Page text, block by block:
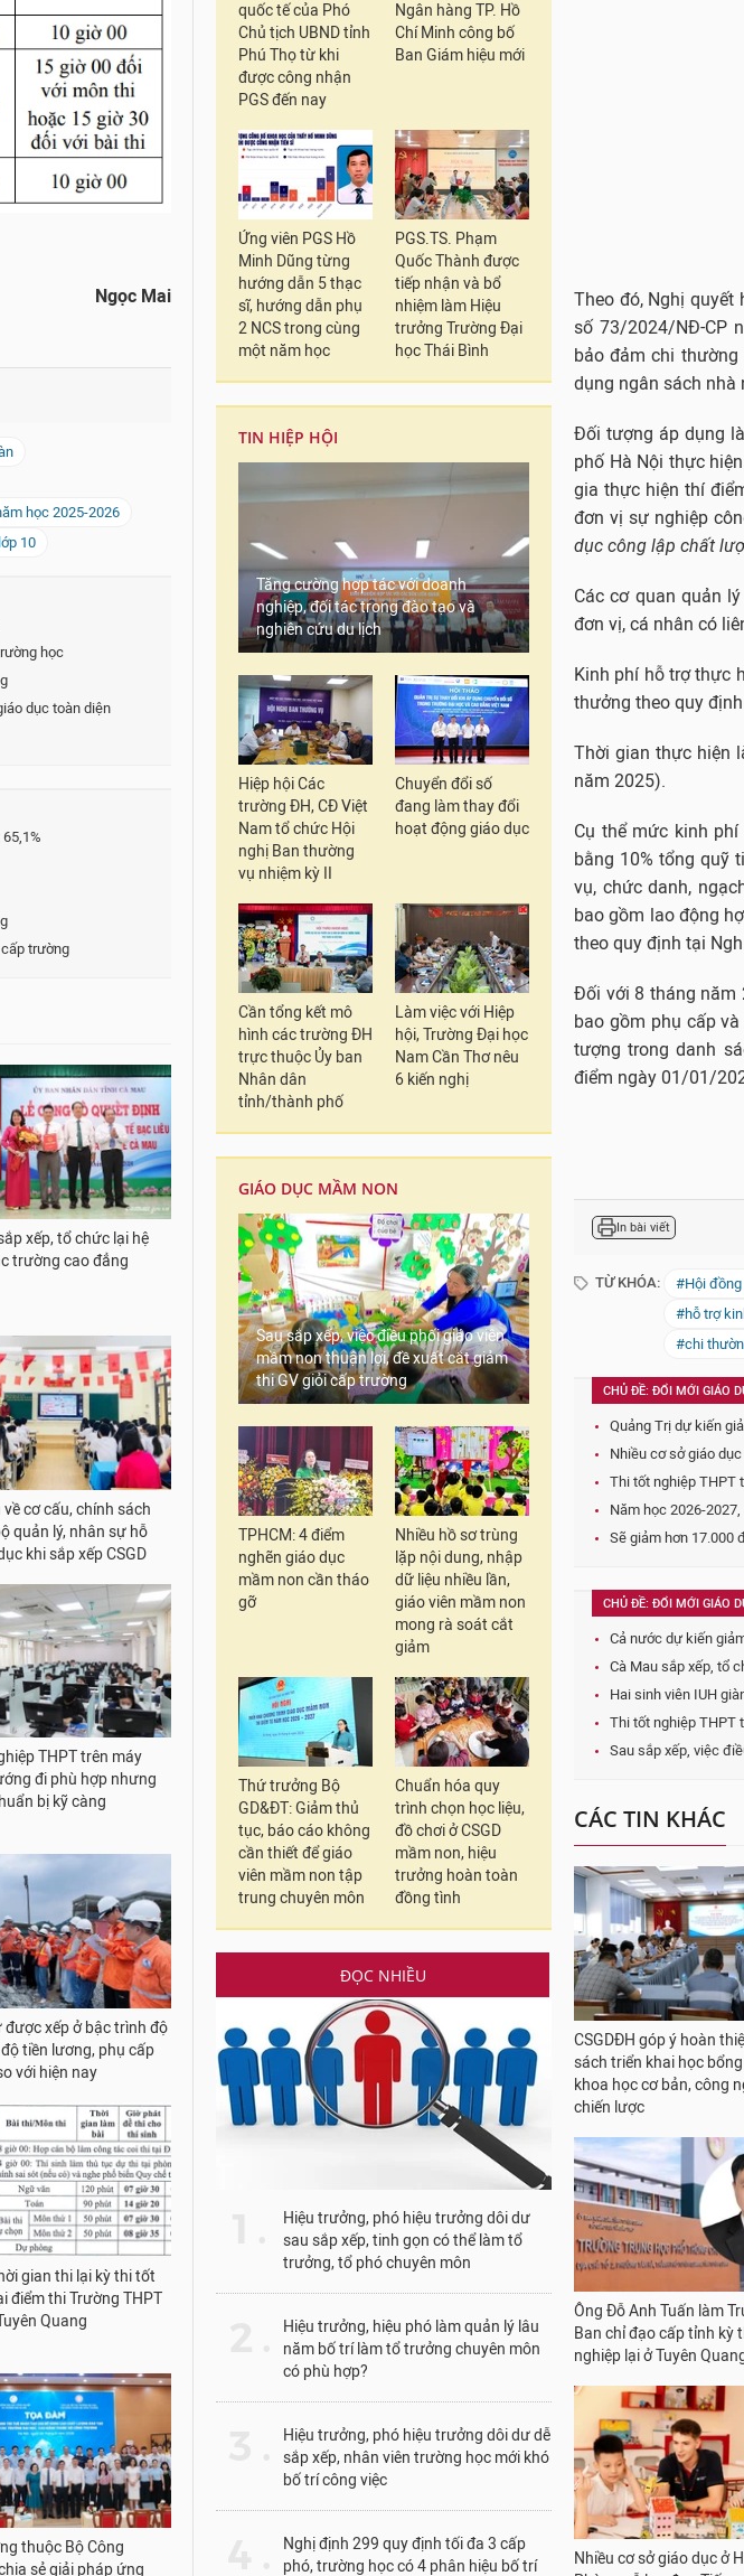
Ngọc Mai
học 2025-2026
10
học
dục toàn diện
trường
xếp, tổ chức lại hệ
trường cao đẳng
về cơ cấu, chính sách
quản lý, nhân sự hỗ
khi sắp xếp CSGD
THPT trên máy
đi phù hợp nhưng
bị kỹ càng
được xếp ở bậc trình độ
tiền lương, phụ cấp
với hiện nay
gian thi lại kỳ thi tốt
điểm thi Trường THPT
Quang
thuộc Bộ Công
sẻ giải pháp ứng
quốc tế của Phó
Chủ tịch UBND tỉnh
Phú Thọ từ khi
được công nhận
PGS đến nay
Ngân hàng TP. Hồ
Chí Minh công bố
Ban Giám hiệu mới
Ứng viên PGS Hồ
Minh Dũng từng
hướng dẫn 5 thạc
sĩ, hướng dẫn phụ
2 NCS trong cùng
một năm học
PGS.TS. Phạm
Quốc Thành được
tiếp nhận và bổ
nhiệm làm Hiệu
trưởng Trường Đại
học Thái Bình
TIN HIỆP HỘI
Tăng cường hợp tác với doanh
nghiệp, đối tác trong đào tạo và
nghiên cứu du lịch
Hiệp hội Các
trường ĐH, CĐ Việt
Nam tổ chức Hội
nghị Ban thường
vụ nhiệm kỳ II
Chuyển đổi số
đang làm thay đổi
hoạt động giáo dục
Cần tổng kết mô
hình các trường ĐH
trực thuộc Ủy ban
Nhân dân
tỉnh/thành phố
Làm việc với Hiệp
hội, Trường Đại học
Nam Cần Thơ nêu
6 kiến nghị
GIÁO DỤC MẦM NON
Sau sắp xếp, việc điều phối giáo viên
mầm non thuận lợi, đề xuất cắt giảm
thi GV giỏi cấp trường
TPHCM: 4 điểm
nghẽn giáo dục
mầm non cần tháo
gỡ
Nhiều hồ sơ trùng
lặp nội dung, nhập
dữ liệu nhiều lần,
giáo viên mầm non
mong rà soát cắt
giảm
Thứ trưởng Bộ
GD&ĐT: Giảm thủ
tục, báo cáo không
cần thiết để giáo
viên mầm non tập
trung chuyên môn
Chuẩn hóa quy
trình chọn học liệu,
đồ chơi ở CSGD
mầm non, hiệu
trưởng hoàn toàn
đồng tình
ĐỌC NHIỀU
Hiệu trưởng, phó hiệu trưởng dôi dư
sau sắp xếp, tinh gọn có thể làm tổ
trưởng, tổ phó chuyên môn
Hiệu trưởng, hiệu phó làm quản lý lâu
năm bố trí làm tổ trưởng chuyên môn
có phù hợp?
Hiệu trưởng, phó hiệu trưởng dôi dư dễ
sắp xếp, nhân viên trường học mới khó
bố trí công việc
Nghị định 299 quy định tối đa 3 cấp
phó, trường học có 4 phân hiệu bố trí
dục công lập chất
Các cơ quan quản
đơn vị, cá nhân có
Kinh phí hỗ trợ thực
thưởng theo quy
Thời gian thực hiện
năm 2025).
Cụ thể mức kinh
bằng 10% tổng quỹ
bao gồm lao động
theo quy định tại
Đối với 8 tháng năm
bao gồm phụ cấp
điểm ngày 01/01/
TỪ KHÓA:
#hỗ trợ
Thi tốt nghiệp THPT
Sẽ giảm hơn 17.000
Cả nước dự kiến
Cà Mau sắp xếp, tổ
Hai sinh viên IUH
Thi tốt nghiệp THPT
Sau sắp xếp, việc
sách triển khai học
Ông Đỗ Anh Tuấn làm
Ban chỉ đạo cấp tỉnh kỳ
nghiệp lại ở Tuyên
Nhiều cơ sở giáo dục ở
Phòng nỗ lực đưa Tiếng
thành ngôn ngữ thứ 2